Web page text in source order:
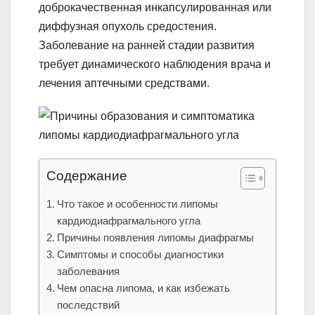
доброкачественная инкапсулированная или
диффузная опухоль средостения.
Заболевание на ранней стадии развития
требует динамического наблюдения врача и
лечения аптечными средствами.
Содержание
Что такое и особенности липомы
кардиодиафрагмального угла
Причины появления липомы диафрагмы
Симптомы и способы диагностики
заболевания
Чем опасна липома, и как избежать
последствий